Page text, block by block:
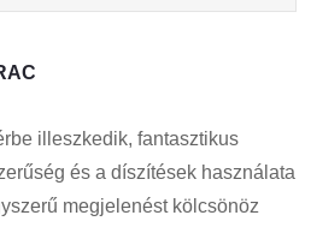
illeszkedik, fantasztikus
és a díszítések használata
megjelenést kölcsönöz